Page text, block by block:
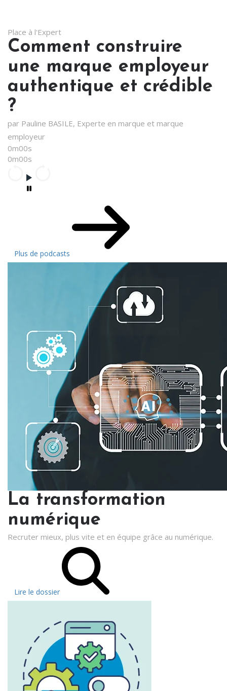
Place à l'Expert
Comment construire
une marque employeur
authentique et crédible
?
par Pauline BASILE, Experte en marque et marque
employeur
0m00s
0m00s
Plus de podcasts
La transformation
numérique
Recruter mieux, plus vite et en équipe grâce au numérique.
Lire le dossier